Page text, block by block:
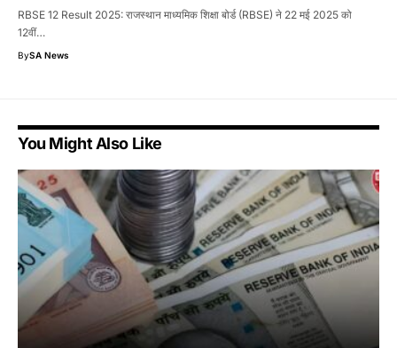
RBSE 12 Result 2025: राजस्थान माध्यमिक शिक्षा बोर्ड (RBSE) ने 22 मई 2025 को
12वीं…
BySA News
You Might Also Like